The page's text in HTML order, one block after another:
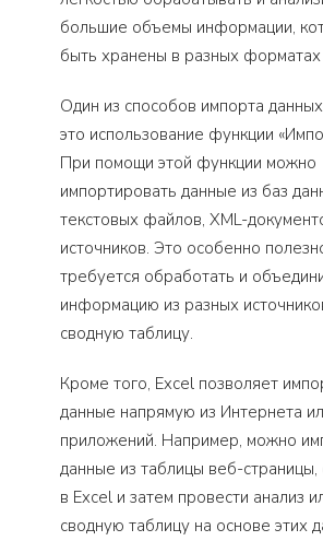
большие объемы информации,
быть хранены в разных форматах
Один из способов импорта
это использование функции
При помощи этой функции можно
импортировать данные из баз
текстовых файлов, XML-
источников. Это особенно
требуется обработать и
информацию из разных
сводную таблицу.
Кроме того, Excel позволяет
данные напрямую из Интернета
приложений. Например, можно
данные из таблицы веб-страницы,
в Excel и затем провести анализ
сводную таблицу на основе этих